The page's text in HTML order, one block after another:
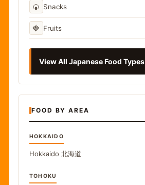
🍘 Snacks
🍓 Fruits
View All Japanese Food Types
FOOD BY AREA
HOKKAIDO
Hokkaido 北海道
TOHOKU